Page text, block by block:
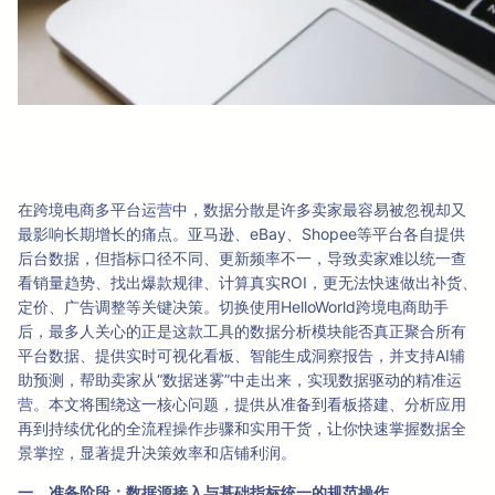
在跨境电商多平台运营中，数据分散是许多卖家最容易被忽视却又
最影响长期增长的痛点。亚马逊、eBay、Shopee等平台各自提供
后台数据，但指标口径不同、更新频率不一，导致卖家难以统一查
看销量趋势、找出爆款规律、计算真实ROI，更无法快速做出补货、
定价、广告调整等关键决策。切换使用HelloWorld跨境电商助手
后，最多人关心的正是这款工具的数据分析模块能否真正聚合所有
平台数据、提供实时可视化看板、智能生成洞察报告，并支持AI辅
助预测，帮助卖家从“数据迷雾”中走出来，实现数据驱动的精准运
营。本文将围绕这一核心问题，提供从准备到看板搭建、分析应用
再到持续优化的全流程操作步骤和实用干货，让你快速掌握数据全
景掌控，显著提升决策效率和店铺利润。